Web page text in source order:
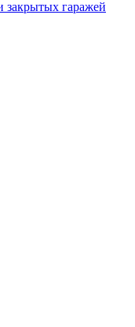
закрытых гаражей